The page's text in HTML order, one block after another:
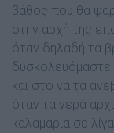
βάθος που θα
στην αρχή της
όταν δηλαδή τα
δυσκολευόμαστε
και στο να τα
όταν τα νερά
καλαμάρια σε